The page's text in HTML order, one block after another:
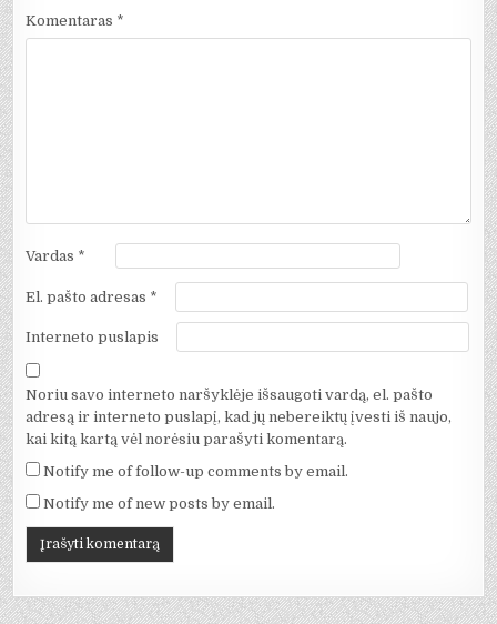
Komentaras *
Vardas *
El. pašto adresas *
Interneto puslapis
Noriu savo interneto naršyklėje išsaugoti vardą, el. pašto
adresą ir interneto puslapį, kad jų nebereiktų įvesti iš naujo,
kai kitą kartą vėl norėsiu parašyti komentarą.
Notify me of follow-up comments by email.
Notify me of new posts by email.